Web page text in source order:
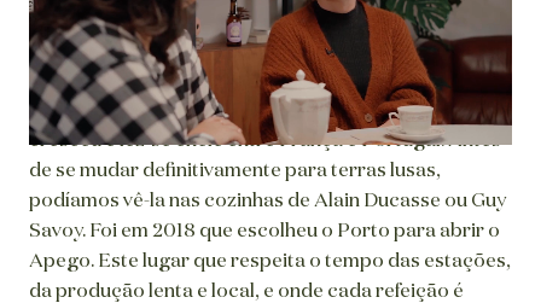
Sobre a Chefe
A voz doce da nossa convidada anuncia o aconchego
que sentimos ao provar os pratos do seu restaurante.
Filha de mãe minhota e de pai francês, Aurora Goy
cresceu e fez-se chefe entre França e Portugal. Antes
de se mudar definitivamente para terras lusas,
podíamos vê-la nas cozinhas de Alain Ducasse ou Guy
Savoy. Foi em 2018 que escolheu o Porto para abrir o
Apego. Este lugar que respeita o tempo das estações,
da produção lenta e local, e onde cada refeição é